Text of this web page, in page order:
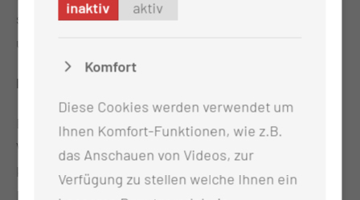
schon jetzt boostern wir wirtschaftliches Wachstum
und Beschäftigung in der Lausitz.“
Hintergrund:
Die MUL – CT wurde am 1. Juli 2024 mit dem
Wechsel des Carl-Thiem-Klinikums von der
kommunalen in die Landesträgerschaft gegründet.
Die staatliche Universitätsmedizin wird den Kern
inaktiv aktiv
Komfort
Diese Cookies werden verwendet um
Ihnen Komfort-Funktionen, wie z.B.
das Anschauen von Videos, zur
Verfügung zu stellen welche Ihnen ein